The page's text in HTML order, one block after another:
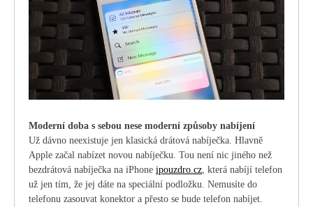
Moderní doba s sebou nese moderní způsoby nabíjení
Už dávno neexistuje jen klasická drátová nabíječka. Hlavně
Apple začal nabízet novou nabíječku. Tou není nic jiného než
bezdrátová nabíječka na iPhone ipouzdro.cz , která nabíjí telefon
už jen tím, že jej dáte na speciální podložku. Nemusíte do
telefonu zasouvat konektor a přesto se bude telefon nabíjet.